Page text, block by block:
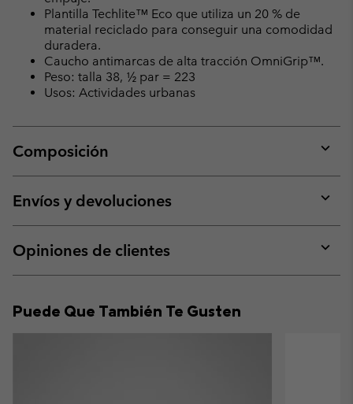
Plantilla Techlite™ Eco que utiliza un 20 % de
material reciclado para conseguir una comodidad
duradera.
Caucho antimarcas de alta tracción OmniGrip™.
Peso: talla 38, ½ par = 223
Usos: Actividades urbanas
Composición
or
Envíos y devoluciones
or
Opiniones de clientes
or
Puede Que También Te Gusten